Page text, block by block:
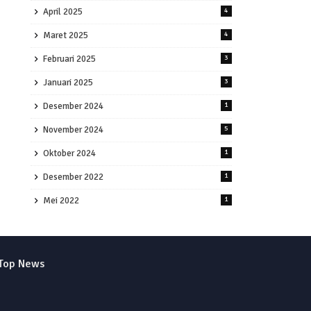
April 2025 4
Maret 2025 4
Februari 2025 3
Januari 2025 3
Desember 2024 1
November 2024 5
Oktober 2024 1
Desember 2022 1
Mei 2022 1
News